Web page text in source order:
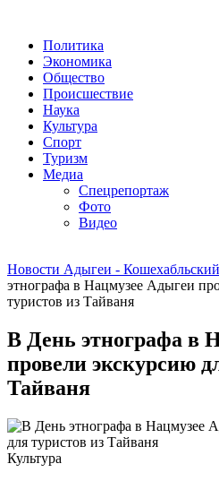
Политика
Экономика
Общество
Происшествие
Наука
Культура
Спорт
Туризм
Медиа
Спецрепортаж
Фото
Видео
Новости Адыгеи -
этнографа в Нацмузее Адыгеи
туристов из Тайваня
В День этнографа в
провели экскурсию
Тайваня
Культура